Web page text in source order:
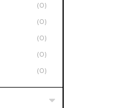
(0)
(0)
(0)
(0)
(0)